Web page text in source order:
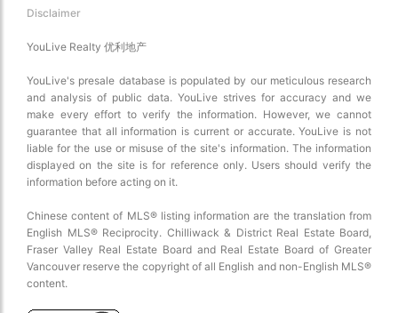
Disclaimer
YouLive Realty 优利地产
YouLive's presale database is populated by our meticulous research
and analysis of public data. YouLive strives for accuracy and we
make every effort to verify the information. However, we cannot
guarantee that all information is current or accurate. YouLive is not
liable for the use or misuse of the site's information. The information
displayed on the site is for reference only. Users should verify the
information before acting on it.
Chinese content of MLS® listing information are the translation from
English MLS® Reciprocity. Chilliwack & District Real Estate Board,
Fraser Valley Real Estate Board and Real Estate Board of Greater
Vancouver reserve the copyright of all English and non-English MLS®
content.